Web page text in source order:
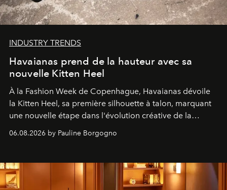
INDUSTRY TRENDS
Havaianas prend de la hauteur avec sa
nouvelle Kitten Heel
À la Fashion Week de Copenhague, Havaianas dévoile
la Kitten Heel, sa première silhouette à talon, marquant
une nouvelle étape dans l'évolution créative de la
06.08.2026 by Pauline Borgogno